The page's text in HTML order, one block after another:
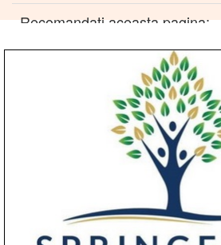
Recomandati aceasta pagina: